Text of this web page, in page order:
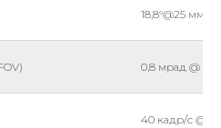
18,8°@25 мм
0,8 мрад @ 25
40 кадр/с @12